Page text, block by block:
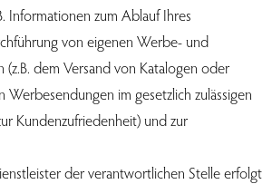
Informationen zum Ablauf Ihres
von eigenen Werbe- und
dem Versand von Katalogen oder
Werbesendungen im gesetzlich zulässigen
Kundenzufriedenheit) und zur
der verantwortlichen Stelle erfolgt